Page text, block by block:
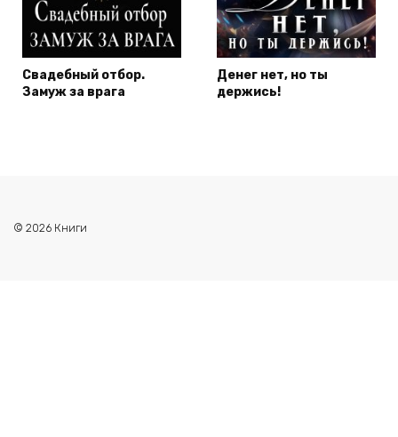
Свадебный отбор.
Замуж за врага
Денег нет, но ты
держись!
© 2026 Книги